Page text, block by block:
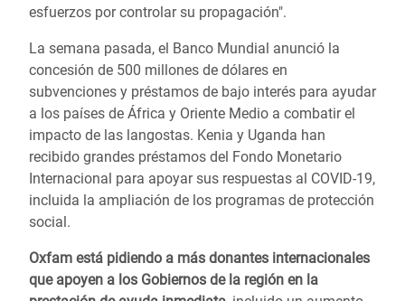
esfuerzos por controlar su propagación".
La semana pasada, el Banco Mundial anunció la
concesión de 500 millones de dólares en
subvenciones y préstamos de bajo interés para ayudar
a los países de África y Oriente Medio a combatir el
impacto de las langostas. Kenia y Uganda han
recibido grandes préstamos del Fondo Monetario
Internacional para apoyar sus respuestas al COVID-19,
incluida la ampliación de los programas de protección
social.
Oxfam está pidiendo a más donantes internacionales
que apoyen a los Gobiernos de la región en la